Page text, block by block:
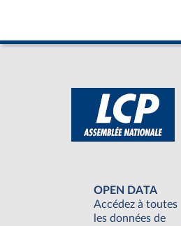
OPEN DATA
Accédez à toutes
les données de